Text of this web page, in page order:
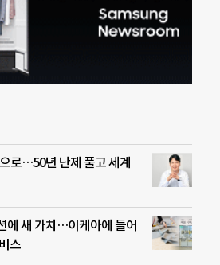
로…50년 난제 풀고 세계
에 새 가치…이케아에 들어
스